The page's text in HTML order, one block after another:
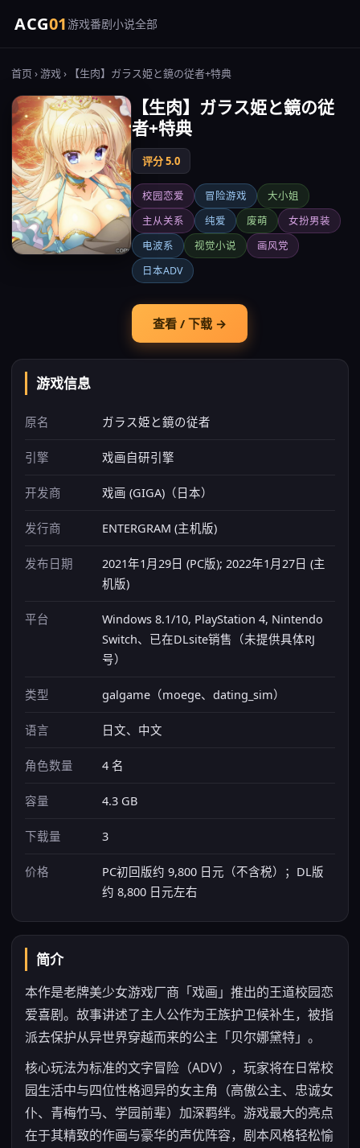
ACG01游戏番剧小说全部
首页 ›游戏› 【生肉】ガラス姫と鏡の従者+特典
【生肉】ガラス姫と鏡の従
者+特典
评分 5.0
校园恋爱 冒险游戏
大小姐
主从关系
纯爱 废萌
女扮男装
电波系
视觉小说
画风党
日本ADV
查看 / 下载 →
游戏信息
原名 ガラス姫と鏡の従者
引擎 戏画自研引擎
开发商 戏画 (GIGA)（日本）
发行商 ENTERGRAM (主机版)
发布日期
2021年1月29日 (PC版); 2022年1月27日 (主
机版)
平台
Windows 8.1/10, PlayStation 4, Nintendo
Switch、已在DLsite销售（未提供具体RJ
号）
类型 galgame（moege、dating_sim）
语言 日文、中文
角色数量 4 名
容量 4.3 GB
下载量 3
价格
PC初回版约 9,800 日元（不含税）；DL版
约 8,800 日元左右
简介
本作是老牌美少女游戏厂商「戏画」推出的王道校园恋
爱喜剧。故事讲述了主人公作为王族护卫候补生，被指
派去保护从异世界穿越而来的公主「贝尔娜黛特」。
核心玩法为标准的文字冒险（ADV），玩家将在日常校
园生活中与四位性格迥异的女主角（高傲公主、忠诚女
仆、青梅竹马、学园前辈）加深羁绊。游戏最大的亮点
在于其精致的作画与豪华的声优阵容，剧本风格轻松愉